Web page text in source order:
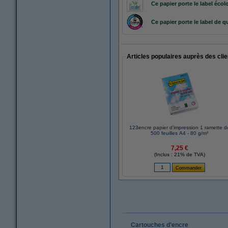
Ce papier porte le label
Ce papier porte le label de
Articles populaires auprès des
123encre papier d'impression 1 ramette
500 feuilles A4 - 80 g/m²
7,25 €
(Inclus : 21% de TVA)
Cartouches d'encre